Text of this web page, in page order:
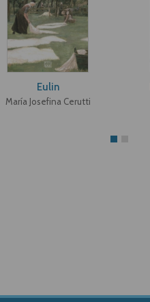
Eulin
María Josefina Cerutti